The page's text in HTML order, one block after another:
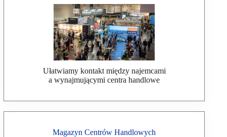
Ułatwiamy kontakt między najemcami
a wynajmującymi centra handlowe
Magazyn Centrów Handlowych